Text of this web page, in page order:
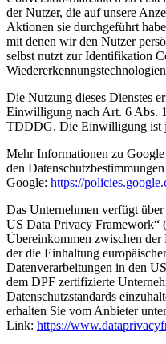
der Nutzer, die auf unsere
Aktionen sie durchgeführt
mit denen wir den Nutzer
selbst nutzt zur Identifikation
Die Nutzung dieses Dienstes
Einwilligung nach Art. 6 Abs.
TDDDG. Die Einwilligung ist
Mehr Informationen zu
den
Google: https://
Das Unternehmen verfügt
US Data Privacy Framework“
Übereinkommen zwischen
der die Einhaltung
Datenverarbeitungen in den
dem DPF zertifizierte
Datenschutzstandards
erhalten Sie vom Anbieter
Link: https://